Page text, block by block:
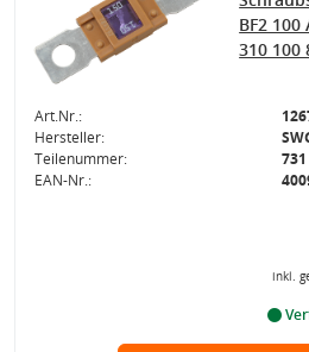
BF2 100
310 100
Art.Nr.:
Hersteller:
Teilenummer:
EAN-Nr.:
inkl.